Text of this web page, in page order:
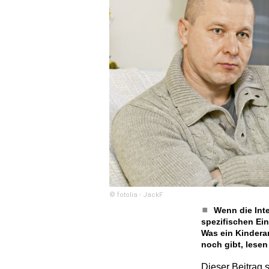
© fotolia - JackF
Wenn die
spezifischen
Was ein
noch gibt,
Dieser Beitrag